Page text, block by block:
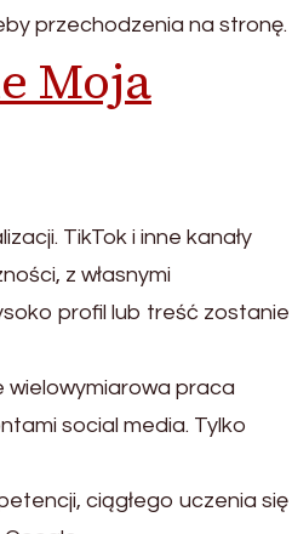
przechodzenia na stronę.
Moja
TikTok i inne kanały
z własnymi
profil lub treść zostanie
wielowymiarowa praca
social media. Tylko
ciągłego uczenia się